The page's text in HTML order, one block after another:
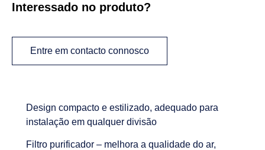
Interessado no produto?
Entre em contacto connosco
Design compacto e estilizado, adequado para
instalação em qualquer divisão
Filtro purificador – melhora a qualidade do ar,